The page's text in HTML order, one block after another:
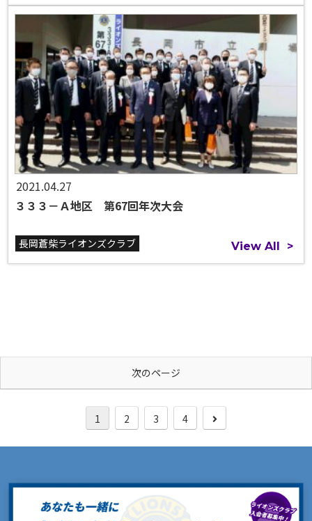
2021.04.27
３３３－Ａ地区 第67回年次大会
長岡蒼柴ライオンズクラブ View All >
次のページ
1 2 3 4
次